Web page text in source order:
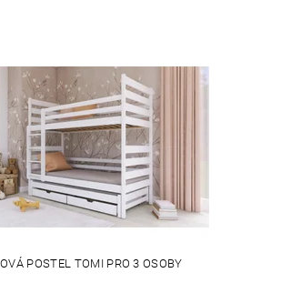
POSTEL TOMI PRO 3 OSOBY